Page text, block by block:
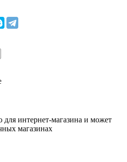
для интернет-магазина и может
магазинах